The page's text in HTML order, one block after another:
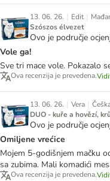
13. 06. 26. | Edit |
Szószos élvezet
Ovo je područje
Vole ga!
Sve tri mace vole. Pokazalo
Ova recenzija je prevedena.
13. 06. 26. | Vera |
DUO - kuře a hovězí,
Ovo je područje
Omiljene vrećice
Mojem 5-godišnjem mačku
sa zubima. Mali komadići
Ova recenzija je prevedena.